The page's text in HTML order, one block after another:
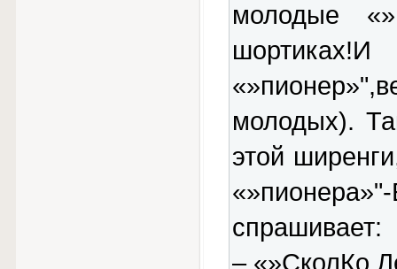
молодые
молодых).
этой
спрашивает:
– «»СколКо